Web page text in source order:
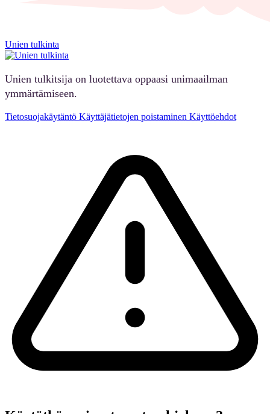
Unien tulkinta
Unien tulkitsija on luotettava oppaasi unimaailman
ymmärtämiseen.
Tietosuojakäytäntö Käyttäjätietojen poistaminen Käyttöehdot